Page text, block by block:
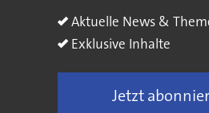
Aktuelle News &
Exklusive Inhalte
Jetzt